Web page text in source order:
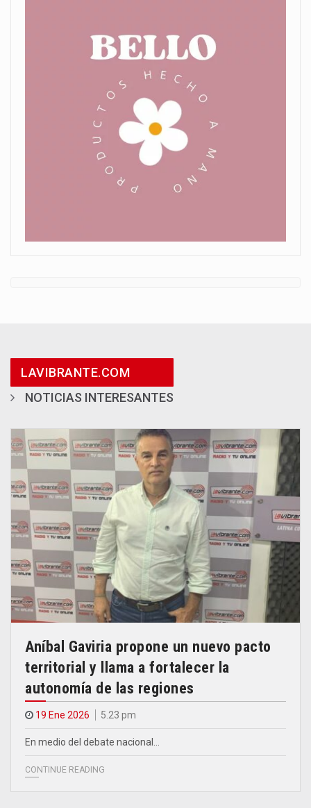
LAVIBRANTE.COM
NOTICIAS INTERESANTES
Aníbal Gaviria propone un nuevo pacto
territorial y llama a fortalecer la
autonomía de las regiones
19 Ene 2026 5.23 pm
En medio del debate nacional…
CONTINUE READING